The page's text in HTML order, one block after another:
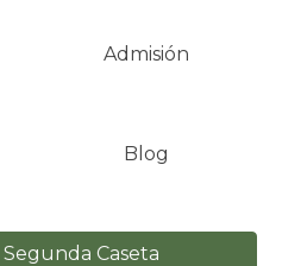
Admisión
Blog
Caseta